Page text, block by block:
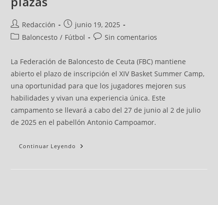
Redacción
junio 19, 2025
Baloncesto / Fútbol Sin comentarios
La Federación de Baloncesto de Ceuta (FBC) mantiene
abierto el plazo de inscripción el XIV Basket Summer Camp,
una oportunidad para que los jugadores mejoren sus
habilidades y vivan una experiencia única. Este
campamento se llevará a cabo del 27 de junio al 2 de julio
de 2025 en el pabellón Antonio Campoamor.
Continuar Leyendo